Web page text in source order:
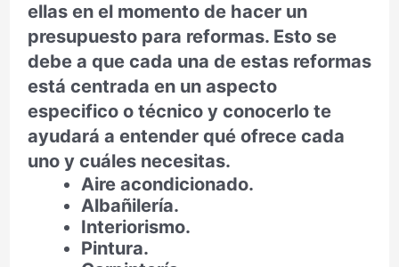
ellas en el momento de hacer un
presupuesto para reformas. Esto se
debe a que cada una de estas reformas
está centrada en un aspecto
especifico o técnico y conocerlo te
ayudará a entender qué ofrece cada
uno y cuáles necesitas.
Aire acondicionado.
Albañilería.
Interiorismo.
Pintura.